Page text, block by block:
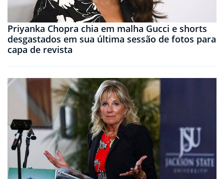
Priyanka Chopra chia em malha Gucci e shorts
desgastados em sua última sessão de fotos para
capa de revista